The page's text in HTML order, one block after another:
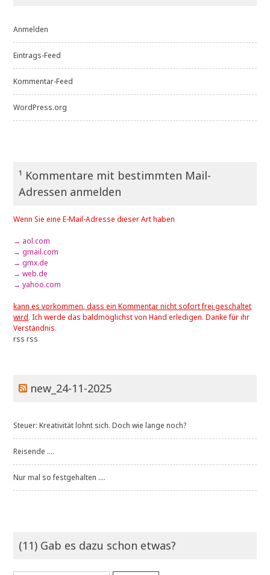
Anmelden
Eintrags-Feed
Kommentar-Feed
WordPress.org
¹ Kommentare mit bestimmten Mail-
Adressen anmelden
Wenn Sie eine E-Mail-Adresse dieser Art haben
→ aol.com
→ gmail.com
→ gmx.de
→ web.de
→ yahoo.com
kann es vorkommen, dass ein Kommentar nicht sofort frei geschaltet
wird. Ich werde das baldmöglichst von Hand erledigen. Danke für ihr
Verständnis.
rss rss
new_24-11-2025
Steuer: Kreativität lohnt sich. Doch wie lange noch?
Reisende ....
Nur mal so festgehalten ....
(11) Gab es dazu schon etwas?